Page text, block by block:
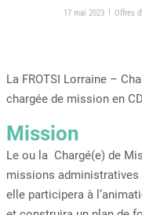
17 mai 2023 | Offres
La FROTSI Lorraine –
chargée de mission en
Mission
Le ou la Chargé(e) de
missions
elle participera à